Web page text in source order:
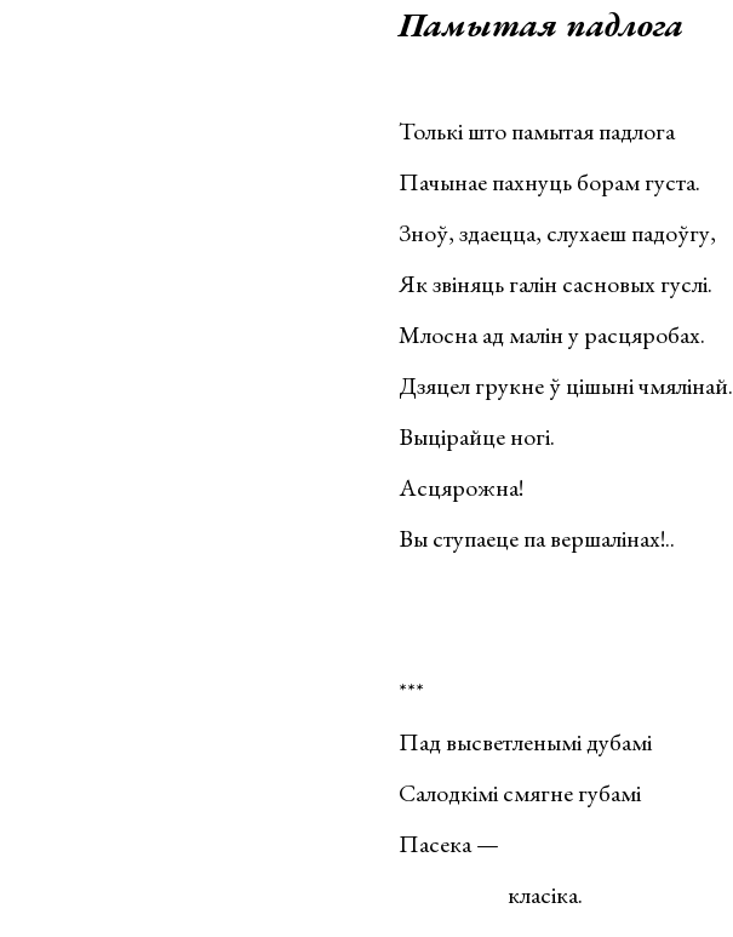
Памытая падлога
Толькі што памытая падлога
Пачынае пахнуць борам густа.
Зноў, здаецца, слухаеш падоўгу,
Як звіняць галін сасновых гуслі.
Млосна ад малін у расцяробах.
Дзяцел грукне ў цішыні чмялінай.
Выцірайце ногі.
Асцярожна!
Вы ступаеце па вершалінах!..
***
Пад высветленымі дубамі
Салодкімі смягне губамі
Пасека —
класіка.